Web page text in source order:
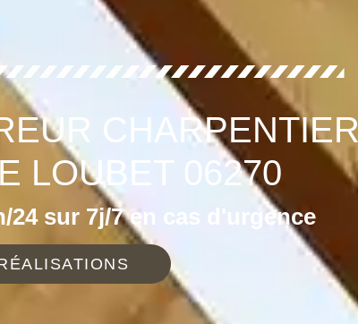
CHARPENTIER
LOUBET 06270
sur 7j/7 en cas d'urgence